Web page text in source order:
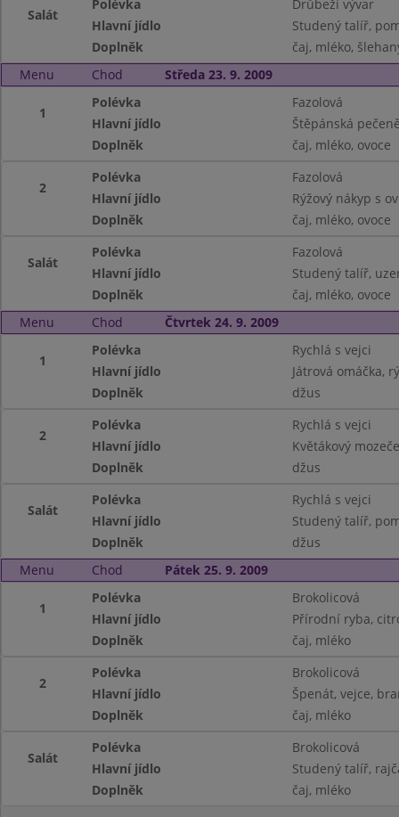
Salát
Polévka
Drůbeží vývar
Hlavní jídlo
Studený talíř,
Doplněk
čaj, mléko,
Menu
Chod Středa 23. 9. 2009
1
Polévka
Fazolová
Hlavní jídlo
Štěpánská
Doplněk
čaj, mléko, ovoce
2
Polévka
Fazolová
Hlavní jídlo
Rýžový nákyp s
Doplněk
čaj, mléko, ovoce
Salát
Polévka
Fazolová
Hlavní jídlo
Studený talíř,
Doplněk
čaj, mléko, ovoce
Menu
Chod Čtvrtek 24. 9. 2009
1
Polévka
Rychlá s vejci
Hlavní jídlo
Játrová omáčka,
Doplněk
džus
2
Polévka
Rychlá s vejci
Hlavní jídlo
Květákový
Doplněk
džus
Salát
Polévka
Rychlá s vejci
Hlavní jídlo
Studený talíř,
Doplněk
džus
Menu
Chod Pátek 25. 9. 2009
1
Polévka
Brokolicová
Hlavní jídlo
Přírodní ryba,
Doplněk
čaj, mléko
2
Polévka
Brokolicová
Hlavní jídlo
Špenát, vejce,
Doplněk
čaj, mléko
Salát
Polévka
Brokolicová
Hlavní jídlo
Studený talíř,
Doplněk
čaj, mléko